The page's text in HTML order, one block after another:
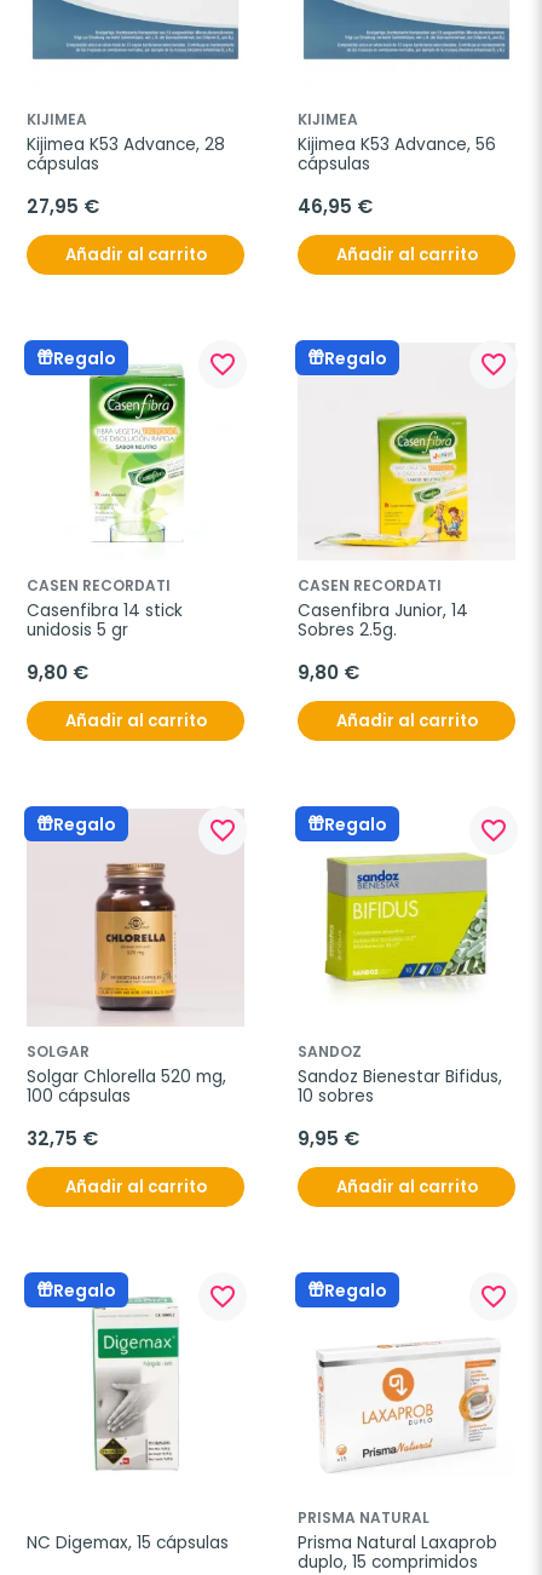
KIJIMEA
Kijimea K53 Advance, 28
cápsulas
27,95 €
Añadir al carrito
KIJIMEA
Kijimea K53 Advance, 56
cápsulas
46,95 €
Añadir al carrito
Regalo favorite_border
CASEN RECORDATI
Casenfibra 14 stick
unidosis 5 gr
9,80 €
Añadir al carrito
Regalo favorite_border
CASEN RECORDATI
Casenfibra Junior, 14
Sobres 2.5g.
9,80 €
Añadir al carrito
Regalo favorite_border
SOLGAR
Solgar Chlorella 520 mg,
100 cápsulas
32,75 €
Añadir al carrito
Regalo favorite_border
SANDOZ
Sandoz Bienestar Bifidus,
10 sobres
9,95 €
Añadir al carrito
Regalo favorite_border
NC Digemax, 15 cápsulas
Regalo favorite_border
PRISMA NATURAL
Prisma Natural Laxaprob
duplo, 15 comprimidos